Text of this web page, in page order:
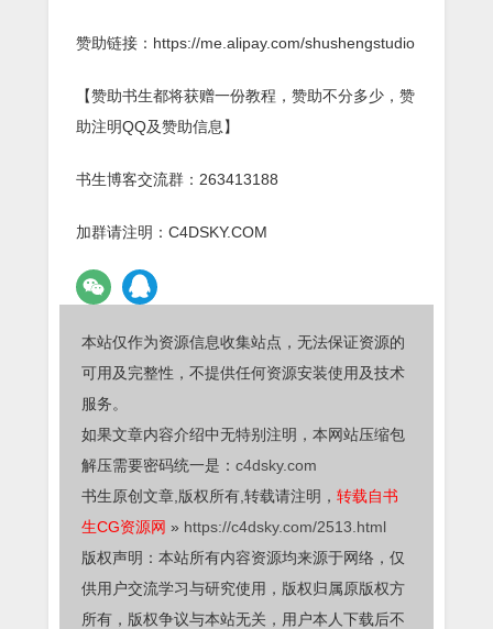
赞助链接：https://me.alipay.com/shushengstudio
【赞助书生都将获赠一份教程，赞助不分多少，赞
助注明QQ及赞助信息】
书生博客交流群：263413188
加群请注明：C4DSKY.COM
本站仅作为资源信息收集站点，无法保证资源的
可用及完整性，不提供任何资源安装使用及技术
服务。
如果文章内容介绍中无特别注明，本网站压缩包
解压需要密码统一是： c4dsky.com
书生原创文章,版权所有,转载请注明， 转载自书
生CG资源网 » https://c4dsky.com/2513.html
版权声明：本站所有内容资源均来源于网络，仅
供用户交流学习与研究使用，版权归属原版权方
所有，版权争议与本站无关，用户本人下载后不